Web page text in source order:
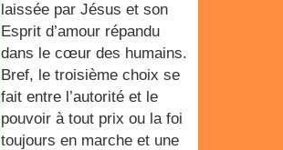
laissée par Jésus et son
Esprit d’amour répandu
dans le cœur des humains.
Bref, le troisième choix se
fait entre l’autorité et le
pouvoir à tout prix ou la foi
toujours en marche et une